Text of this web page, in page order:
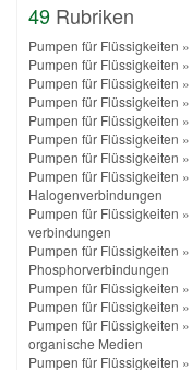
49 Rubriken
Pumpen für Flüssigkeiten »
Pumpen für Flüssigkeiten »
Pumpen für Flüssigkeiten »
Pumpen für Flüssigkeiten »
Pumpen für Flüssigkeiten »
Pumpen für Flüssigkeiten »
Pumpen für Flüssigkeiten »
Pumpen für Flüssigkeiten »
Halogenverbindungen
Pumpen für Flüssigkeiten »
verbindungen
Pumpen für Flüssigkeiten »
Phosphorverbindungen
Pumpen für Flüssigkeiten »
Pumpen für Flüssigkeiten »
Pumpen für Flüssigkeiten »
organische Medien
Pumpen für Flüssigkeiten »